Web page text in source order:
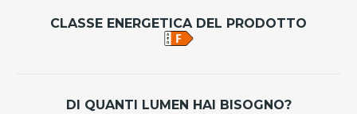
CLASSE ENERGETICA DEL PRODOTTO
DI QUANTI LUMEN HAI BISOGNO?